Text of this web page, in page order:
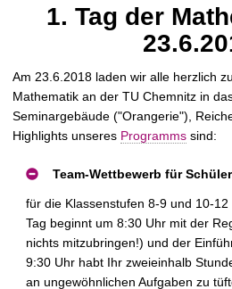
1. Tag der
Am 23.6.2018 laden wir alle herzlich
Mathematik an der TU Chemnitz in
Seminargebäude ("Orangerie"),
Highlights unseres Programms sind:
Team-Wettbewerb für Schüler
für die Klassenstufen 8-9 und 10-
Tag beginnt um 8:30 Uhr mit der
nichts mitzubringen!) und der
9:30 Uhr habt Ihr zweieinhalb
an ungewöhnlichen Aufgaben zu